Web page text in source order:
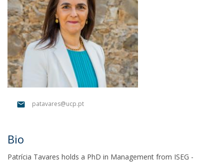
patavares@ucp.pt
Bio
Patrícia Tavares holds a PhD in Management from ISEG -